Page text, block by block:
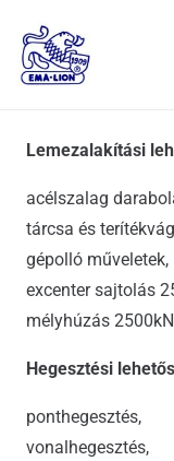
Lemezalakítási
acélszalag
tárcsa és
gépolló műveletek,
excenter sajtolás
mélyhúzás
Hegesztési
ponthegesztés,
vonalhegesztés,